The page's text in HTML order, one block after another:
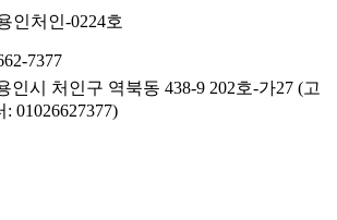
인처인-0224호
7377
인시 처인구 역북동 438-9 202호-가27 (고
: 01026627377)